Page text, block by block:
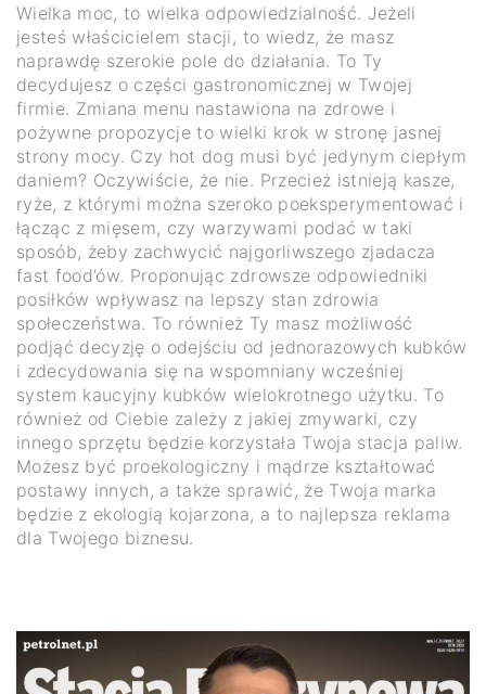
Wielka moc, to wielka odpowiedzialność. Jeżeli
jesteś właścicielem stacji, to wiedz, że masz
naprawdę szerokie pole do działania. To Ty
decydujesz o części gastronomicznej w Twojej
firmie. Zmiana menu nastawiona na zdrowe i
pożywne propozycje to wielki krok w stronę jasnej
strony mocy. Czy hot dog musi być jedynym ciepłym
daniem? Oczywiście, że nie. Przecież istnieją kasze,
ryże, z którymi można szeroko poeksperymentować i
łącząc z mięsem, czy warzywami podać w taki
sposób, żeby zachwycić najgorliwszego zjadacza
fast food’ów. Proponując zdrowsze odpowiedniki
posiłków wpływasz na lepszy stan zdrowia
społeczeństwa. To również Ty masz możliwość
podjąć decyzję o odejściu od jednorazowych kubków
i zdecydowania się na wspomniany wcześniej
system kaucyjny kubków wielokrotnego użytku. To
również od Ciebie zależy z jakiej zmywarki, czy
innego sprzętu będzie korzystała Twoja stacja paliw.
Możesz być proekologiczny i mądrze kształtować
postawy innych, a także sprawić, że Twoja marka
będzie z ekologią kojarzona, a to najlepsza reklama
dla Twojego biznesu.